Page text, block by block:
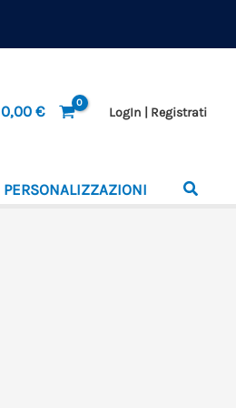
0,00 € LogIn | Registrati
PERSONALIZZAZIONI